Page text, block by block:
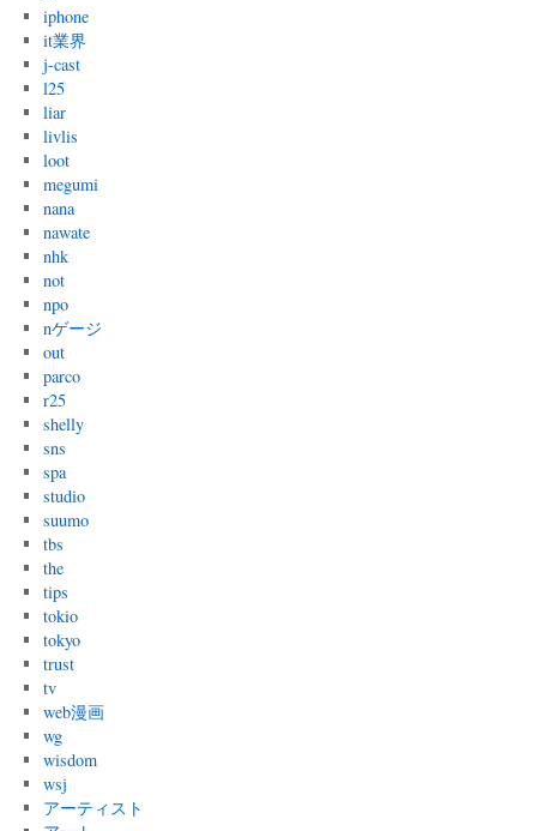
iphone
it業界
j-cast
l25
liar
livlis
loot
megumi
nana
nawate
nhk
not
npo
nゲージ
out
parco
r25
shelly
sns
spa
studio
suumo
tbs
the
tips
tokio
tokyo
trust
tv
web漫画
wg
wisdom
wsj
アーティスト